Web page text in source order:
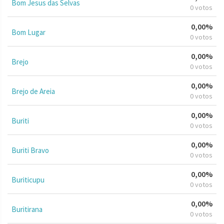
Bom Jesus das Selvas 0 votos
Bom Lugar
0,00%
0 votos
Brejo
0,00%
0 votos
Brejo de Areia
0,00%
0 votos
Buriti
0,00%
0 votos
Buriti Bravo
0,00%
0 votos
Buriticupu
0,00%
0 votos
Buritirana
0,00%
0 votos